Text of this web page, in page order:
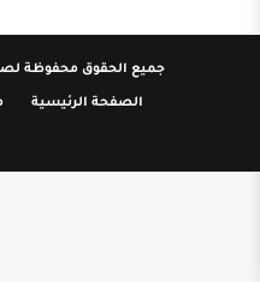
جميع الحقوق محفوظة
الصفحة الرئيسية